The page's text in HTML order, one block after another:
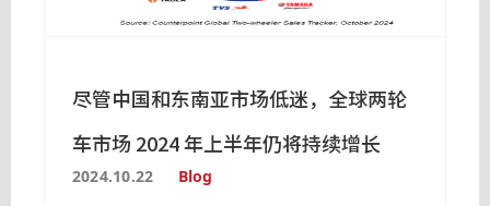
尽管中国和东南亚市场低迷，全球两轮
车市场 2024 年上半年仍将持续增长
2024.10.22 Blog